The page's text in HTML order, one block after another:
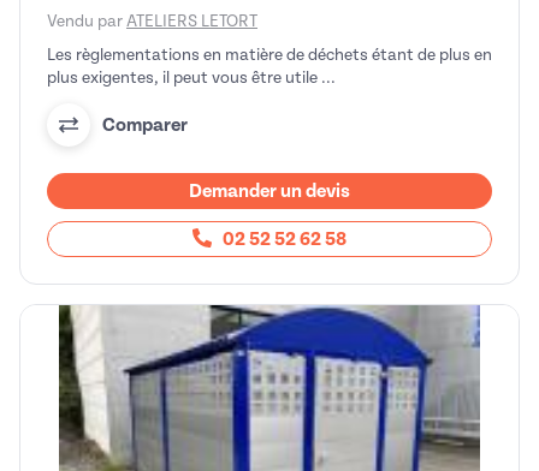
Vendu par ATELIERS LETORT
Les règlementations en matière de déchets étant de plus en
plus exigentes, il peut vous être utile ...
Comparer
Demander un devis
02 52 52 62 58